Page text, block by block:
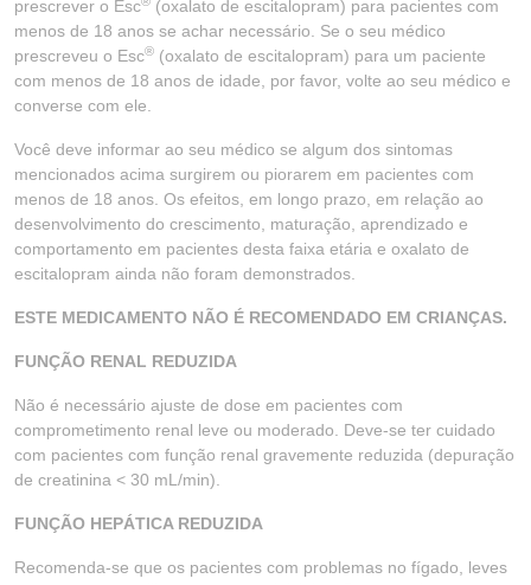
prescrever o Esc
(oxalato de escitalopram) para pacientes com
menos de 18 anos se achar necessário. Se o seu médico
prescreveu o Esc® (oxalato de escitalopram) para um paciente
com menos de 18 anos de idade, por favor, volte ao seu médico e
converse com ele.
Você deve informar ao seu médico se algum dos sintomas
mencionados acima surgirem ou piorarem em pacientes com
menos de 18 anos. Os efeitos, em longo prazo, em relação ao
desenvolvimento do crescimento, maturação, aprendizado e
comportamento em pacientes desta faixa etária e oxalato de
escitalopram ainda não foram demonstrados.
ESTE MEDICAMENTO NÃO É RECOMENDADO EM CRIANÇAS.
FUNÇÃO RENAL REDUZIDA
Não é necessário ajuste de dose em pacientes com
comprometimento renal leve ou moderado. Deve-se ter cuidado
com pacientes com função renal gravemente reduzida (depuração
de creatinina < 30 mL/min).
FUNÇÃO HEPÁTICA REDUZIDA
Recomenda-se que os pacientes com problemas no fígado, leves